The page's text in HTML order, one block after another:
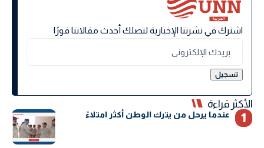
اشترك في نشرتنا الإخبارية لتصلك أحدث مقالاتنا فورًا
الأكثر قراءة
عندما يرحل من يترك الوطن أكثر امتلاءً